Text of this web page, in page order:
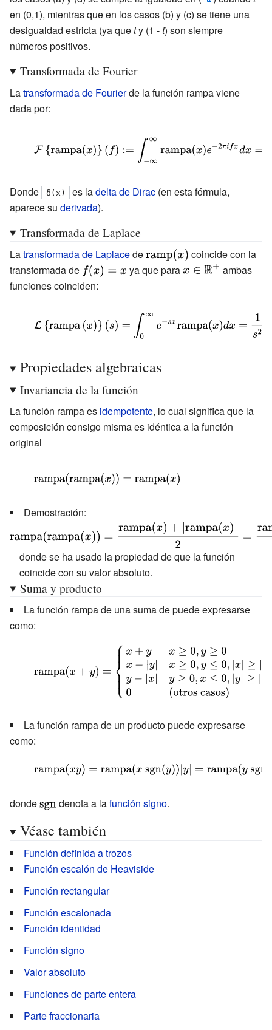
(x)+(1-t)
{\text{rampa}}
(y).}
en (0,1), mientras que en los casos (b) y (c) se tiene una
desigualdad estricta (ya quety (1 -t) son siempre
números positivos.
Transformada de Fourier
Latransformada de Fourierde la función rampa viene
dada por:
{\displaystyle
{\mathcal
{{\mbox{rampa}}
(x)\right\}(f):=\int
_{-\infty }^{\infty
}{\mbox{rampa}}
(x)e^{-2\pi
ifx}dx={\frac
}}-{\frac {1}{4\pi
Donde δ (x) es ladelta de Dirac (en esta fórmula,
aparece su derivada).
Transformada de Laplace
Latransformada de Laplacede{\displaystyle
{\mbox{ramp}}
coincide con la
transformada de {\displaystyle
f(x)=x}
ya que para{\displaystyle
ambas
funciones coinciden:
{\displaystyle {\mathcal {L}}\left\
{{\mbox{rampa}}\left(x\right)\right\}
{\mbox{rampa}}(x)dx={\frac {1}
{s^{2}}}}
Propiedades algebraicas
Invariancia de la función
La función rampa es idempotente, lo cual significa que la
composición consigo misma es idéntica a la función
original
{\displaystyle
({\mbox{rampa}}
(x))=
{\mbox{rampa}}
(x)\,}
Demostración:
{\mbox{rampa}}
({\mbox{rampa}}
(x))={\frac
{{\mbox{rampa}}
(x)+|
{\mbox{rampa}}
{\mbox{rampa}}
(x)}{2}}={\frac {2\
{\mbox{rampa}}
{\mbox{rampa}}
donde se ha usado la propiedad de que la función
coincide con su valor absoluto.
Suma y producto
La función rampa de una suma de puede expresarse
como:
{\mbox{rampa}}(x+y)=
{\begin{cases}x+y&x\geq
0,y\leq 0,|x|\geq |y|\\y-
|x|&y\geq 0,x\leq 0,|y|\geq
casos)}}\end{cases}},\qquad
{\begin{cases}x+y&x\geq
0,y\geq 0\\{\mbox{rampa}}
(\max\{x,y\}-\min\
{x,y\})&xy<0\\0&
casos)}}\end{cases}}}
La función rampa de un producto puede expresarse
como:
{\displaystyle
(xy)=
(x\
{\mbox{sgn}}
(y))|y|=
{\mbox{rampa}}
(y\
{\mbox{sgn}}
(x))|x|}
donde{\displaystyle
denota a lafunción signo.
Véase también
Función definida a trozos
Función escalón de Heaviside
Función rectangular
Función escalonada
Función identidad
Función signo
Valor absoluto
Funciones de parte entera
Parte fraccionaria